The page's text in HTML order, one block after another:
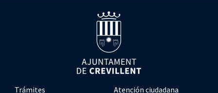
Trámites
Atención ciudadana